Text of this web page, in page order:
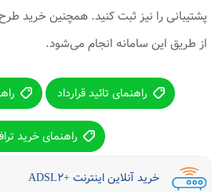
پشتیبانی را نیز ثبت کنید. همچنین خرید
از طریق این سامانه انجام می‌شود.
راهنمای تائید قرارداد
راهنمای خرید
خرید آنلاین اینترنت +ADSL۲